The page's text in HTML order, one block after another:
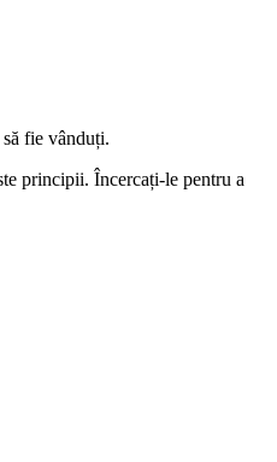
fie vânduți.
principii. Încercați-le pentru a